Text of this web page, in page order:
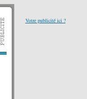
Votre publicité ici ?